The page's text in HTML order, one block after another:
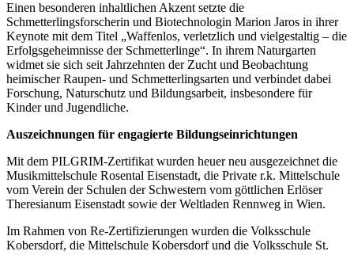
Einen besonderen inhaltlichen Akzent setzte die
Schmetterlingsforscherin und Biotechnologin Marion Jaros in ihrer
Keynote mit dem Titel „Waffenlos, verletzlich und vielgestaltig – die
Erfolgsgeheimnisse der Schmetterlinge“. In ihrem Naturgarten
widmet sie sich seit Jahrzehnten der Zucht und Beobachtung
heimischer Raupen- und Schmetterlingsarten und verbindet dabei
Forschung, Naturschutz und Bildungsarbeit, insbesondere für
Kinder und Jugendliche.
Auszeichnungen für engagierte Bildungseinrichtungen
Mit dem PILGRIM-Zertifikat wurden heuer neu ausgezeichnet die
Musikmittelschule Rosental Eisenstadt, die Private r.k. Mittelschule
vom Verein der Schulen der Schwestern vom göttlichen Erlöser
Theresianum Eisenstadt sowie der Weltladen Rennweg in Wien.
Im Rahmen von Re-Zertifizierungen wurden die Volksschule
Kobersdorf, die Mittelschule Kobersdorf und die Volksschule St.